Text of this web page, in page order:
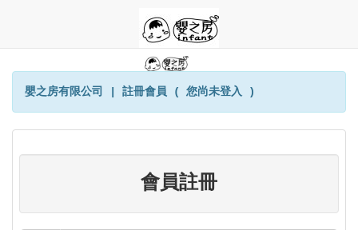
嬰之房有限公司 | 註冊會員 ( 您尚未登入 )
會員註冊